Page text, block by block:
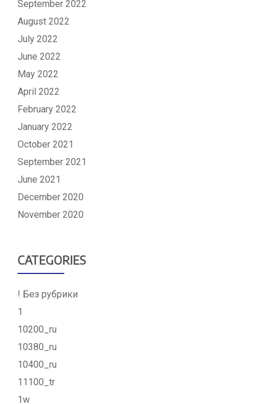
September 2022
August 2022
July 2022
June 2022
May 2022
April 2022
February 2022
January 2022
October 2021
September 2021
June 2021
December 2020
November 2020
CATEGORIES
! Без рубрики
1
10200_ru
10380_ru
10400_ru
11100_tr
1w